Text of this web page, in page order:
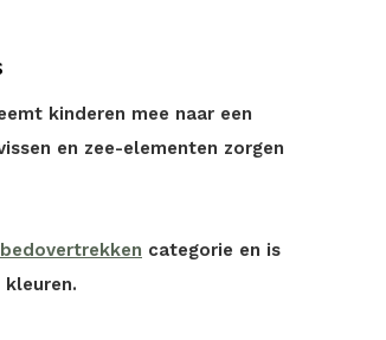
kinderen mee naar een
en zee-elementen zorgen
categorie en is